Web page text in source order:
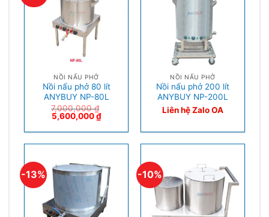
NỒI NẤU PHỞ
Nồi nấu phở 80 lít
ANYBUY NP-80L
7,000,000₫
5,600,000₫
NỒI NẤU PHỞ
Nồi nấu phở 200 lít
ANYBUY NP-200L
Liên hệ Zalo OA
-13% -10%